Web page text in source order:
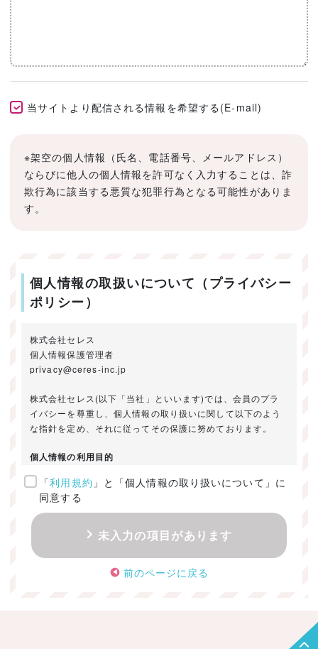
当サイトより配信される情報を希望する(E-mail)
※架空の個人情報（氏名、電話番号、メールアドレス）
ならびに他人の個人情報を許可なく入力することは、詐
欺行為に該当する悪質な犯罪行為となる可能性がありま
す。
個人情報の取扱いについて（プライバシー
ポリシー）
株式会社セレス
個人情報保護管理者
privacy@ceres-inc.jp
株式会社セレス(以下「当社」といいます)では、会員のプラ
イバシーを尊重し、個人情報の取り扱いに関して以下のよう
な指針を定め、それに従ってその保護に努めております。
個人情報の利用目的
ご提供いただきました個人情報は、以下のためにのみ利用い
たします。
・お問い合わせに対する回答及び資料送付のご連絡
・当社のお客様向けサービスの提供
・本人確認
・サービスの開発・改善のための分析
「利用規約 」と「個人情報の取り扱いについて」に
同意する
未入力の項目があります
前のページに戻る